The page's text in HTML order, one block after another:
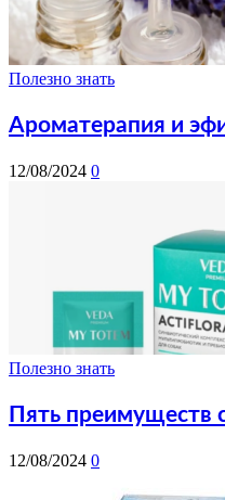
Полезно знать
Ароматерапия и
12/08/2024 0
Полезно знать
Пять преимуществ
12/08/2024 0